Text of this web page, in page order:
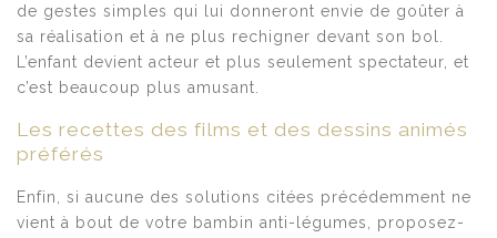
de gestes simples qui lui donneront envie de goûter à
sa réalisation et à ne plus rechigner devant son bol.
L’enfant devient acteur et plus seulement spectateur, et
c’est beaucoup plus amusant.
Les recettes des films et des dessins animés
préférés
Enfin, si aucune des solutions citées précédemment ne
vient à bout de votre bambin anti-légumes, proposez-